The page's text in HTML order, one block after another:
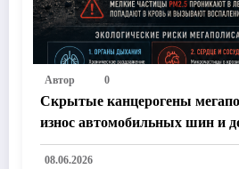
Автор 0
Скрытые канцерогены
износ автомобильных шин и
подрывают наше здоровье
08.06.2026